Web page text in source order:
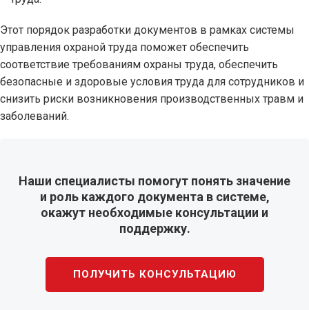
Этот порядок разработки документов в рамках системы
управления охраной труда поможет обеспечить
соответствие требованиям охраны труда, обеспечить
безопасные и здоровые условия труда для сотрудников и
снизить риски возникновения производственных травм и
заболеваний.
Наши специалисты помогут понять значение
и роль каждого документа в системе,
окажут необходимые консультации и
поддержку.
ПОЛУЧИТЬ КОНСУЛЬТАЦИЮ